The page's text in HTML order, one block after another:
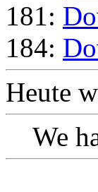
181:
184:
Heute
We